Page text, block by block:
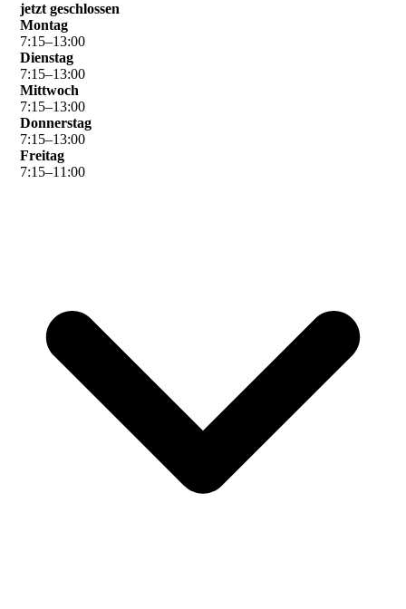
jetzt geschlossen
Montag
7:15–13:00
Dienstag
7:15–13:00
Mittwoch
7:15–13:00
Donnerstag
7:15–13:00
Freitag
7:15–11 :00